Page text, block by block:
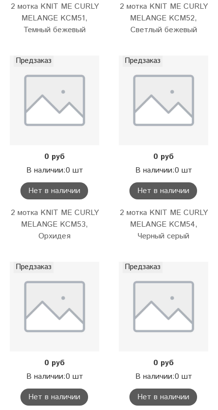
2 мотка KNIT ME CURLY
MELANGE KCM51,
Темный бежевый
2 мотка KNIT ME CURLY
MELANGE KCM52,
Светлый бежевый
Предзаказ
0 руб
В наличии:0 шт
Нет в наличии
2 мотка KNIT ME CURLY
MELANGE KCM53,
Орхидея
Предзаказ
0 руб
В наличии:0 шт
Нет в наличии
2 мотка KNIT ME CURLY
MELANGE KCM54,
Черный серый
Предзаказ
0 руб
В наличии:0 шт
Нет в наличии
Предзаказ
0 руб
В наличии:0 шт
Нет в наличии